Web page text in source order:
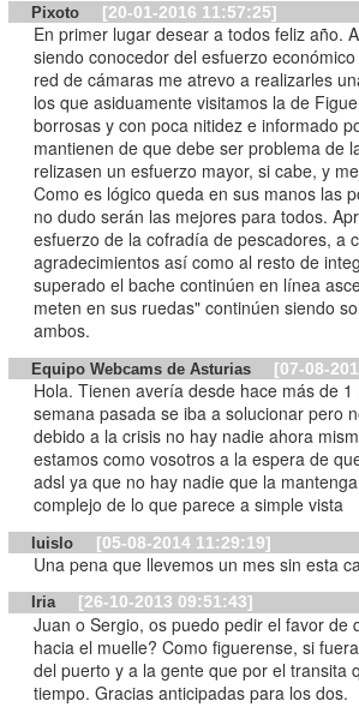
Pixoto [20-01-2016 11:57:25]
En primer lugar desear a todos feliz año. Amigos Webcam de Asturias,
siendo conocedor del esfuerzo
red de cámaras me atrevo a realizarles
los que asiduamente visitamos la de
borrosas y con poca nitidez e informado
mantienen de que debe ser problema de
relizasen un esfuerzo mayor, si cabe, y
Como es lógico queda en sus manos las
no dudo serán las mejores para todos.
esfuerzo de la cofradía de pescadores, a
agradecimientos así como al resto de
superado el bache continúen en línea
meten en sus ruedas" continúen siendo
ambos.
Equipo Webcams de Asturias [07-08-
Hola. Tienen avería desde hace más de
semana pasada se iba a solucionar pero
debido a la crisis no hay nadie ahora
estamos como vosotros a la espera de
adsl ya que no hay nadie que la
complejo de lo que parece a simple vista
luislo [05-08-2014 11:29:19]
Una pena que llevemos un mes sin esta
Iria [26-10-2013 09:51:43]
Juan o Sergio, os puedo pedir el favor de
hacia el muelle? Como figuerense, si fuera posible,
del puerto y a la gente que por el transita
tiempo. Gracias anticipadas para los dos.